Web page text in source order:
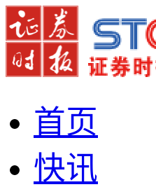
首页
快讯